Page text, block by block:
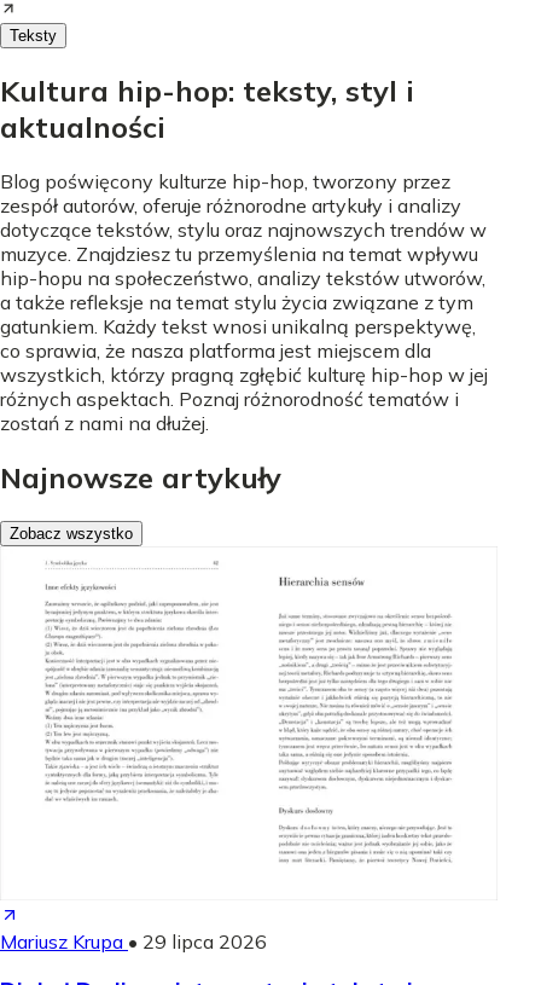
Teksty
Kultura hip-hop: teksty, styl i
aktualności
Blog poświęcony kulturze hip-hop, tworzony przez
zespół autorów, oferuje różnorodne artykuły i analizy
dotyczące tekstów, stylu oraz najnowszych trendów w
muzyce. Znajdziesz tu przemyślenia na temat wpływu
hip-hopu na społeczeństwo, analizy tekstów utworów,
a także refleksje na temat stylu życia związane z tym
gatunkiem. Każdy tekst wnosi unikalną perspektywę,
co sprawia, że nasza platforma jest miejscem dla
wszystkich, którzy pragną zgłębić kulturę hip-hop w jej
różnych aspektach. Poznaj różnorodność tematów i
zostań z nami na dłużej.
Najnowsze artykuły
Zobacz wszystko
Mariusz Krupa • 29 lipca 2026